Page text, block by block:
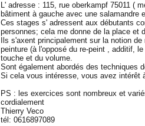
L' adresse : 115, rue oberkampf 75011 (
bâtiment à gauche avec une salamandre
Ces stages s' adressent aux débutants
personnes; cela me donne de la place et
Ils s'axent principalement sur la notion
peinture (à l'opposé du re-peint , additif,
touche et du volume.
Sont également abordés des techniques
Si cela vous intéresse, vous avez
PS : les exercices sont nombreux et
cordialement
Thierry Veco
tél: 0616897089